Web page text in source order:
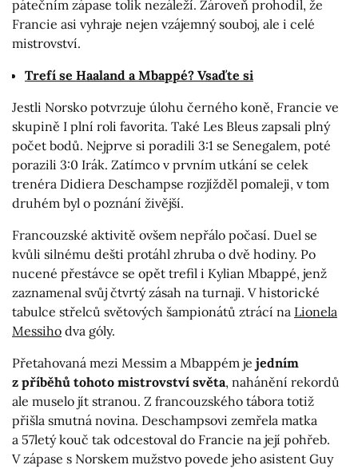
pátečním zápase tolik nezáleží. Zároveň prohodil, že
Francie asi vyhraje nejen vzájemný souboj, ale i celé
mistrovství.
Trefí se Haaland a Mbappé? Vsaďte si
Jestli Norsko potvrzuje úlohu černého koně, Francie ve
skupině I plní roli favorita. Také Les Bleus zapsali plný
počet bodů. Nejprve si poradili 3:1 se Senegalem, poté
porazili 3:0 Irák. Zatímco v prvním utkání se celek
trenéra Didiera Deschampse rozjížděl pomaleji, v tom
druhém byl o poznání živější.
Francouzské aktivitě ovšem nepřálo počasí. Duel se
kvůli silnému dešti protáhl zhruba o dvě hodiny. Po
nucené přestávce se opět trefil i Kylian Mbappé, jenž
zaznamenal svůj čtvrtý zásah na turnaji. V historické
tabulce střelců světových šampionátů ztrácí na Lionela
Messiho dva góly.
Přetahovaná mezi Messim a Mbappém je jedním
z příběhů tohoto mistrovství světa, nahánění rekordů
ale muselo jít stranou. Z francouzského tábora totiž
přišla smutná novina. Deschampsovi zemřela matka
a 57letý kouč tak odcestoval do Francie na její pohřeb.
V zápase s Norskem mužstvo povede jeho asistent Guy